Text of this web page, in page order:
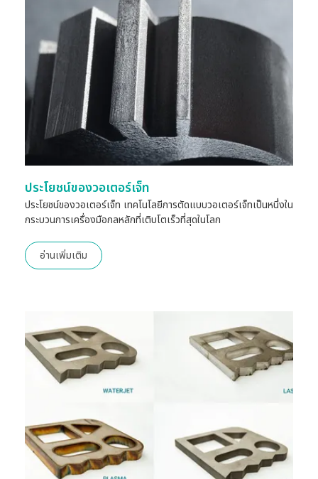
ประโยชน์ของวอเตอร์เจ็ท
ประโยชน์ของวอเตอร์เจ็ท เทคโนโลยีการตัดแบบวอเตอร์เจ็ทเป็นหนึ่งใน
กระบวนการเครื่องมือกลหลักที่เติบโตเร็วที่สุดในโลก
อ่านเพิ่มเติม